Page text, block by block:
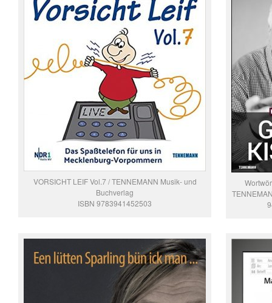
VORSICHT LEIF Vol.7 / TENNEMANN Musik- und
Buchverlag
ISBN 9783941452503